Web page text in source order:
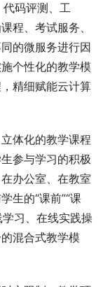
码评测、工
程、考试服务、
的微服务进行因
个性化的教学模
精细赋能云计算
体化的教学课程
参与学习的积极
办公室、在教室
生的“课前”“课
学习、在线实践操
混合式教学模